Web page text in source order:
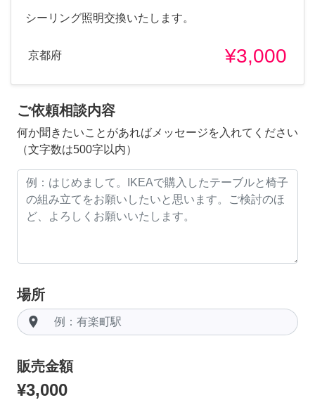
シーリング照明交換いたします。
京都府 ¥3,000
ご依頼相談内容
何か聞きたいことがあればメッセージを入れてください
（文字数は500字以内）
場所
room
販売金額
¥3,000